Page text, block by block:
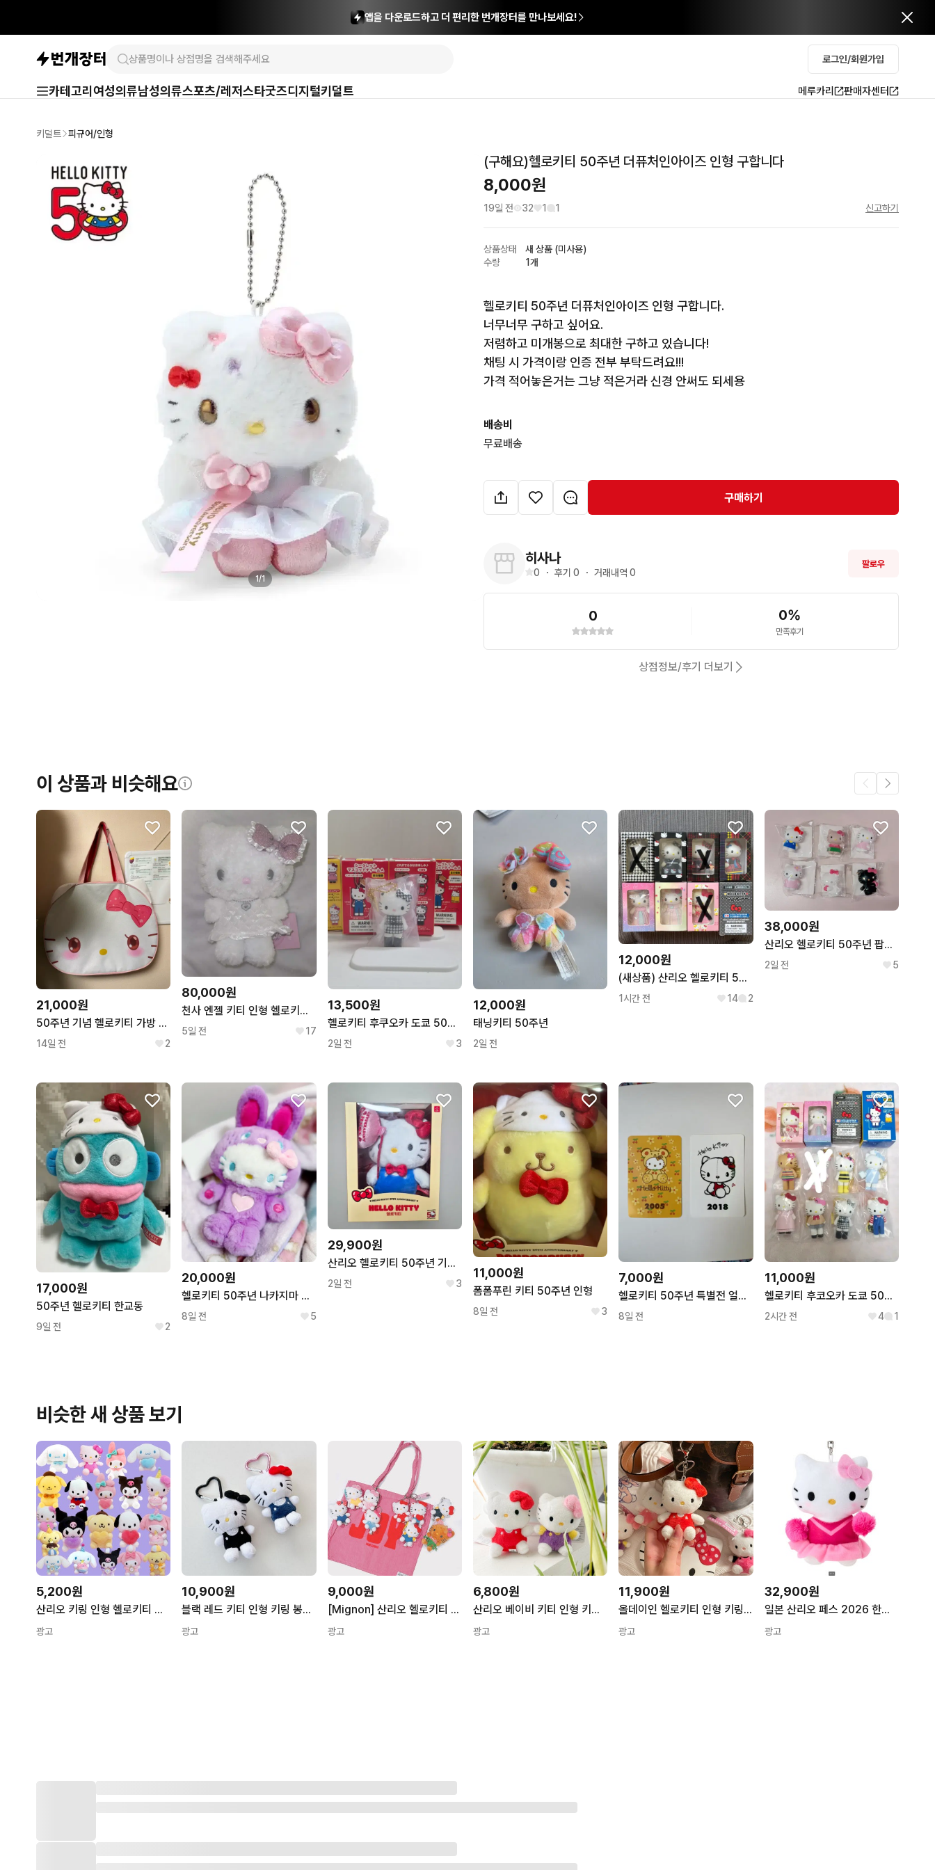
앱을 다운로드하고 더 편리한 번개장터를 만나보세요!
로그인/회원가입
카테고리 여성의류남성의류스포츠/레저스타굿즈디지털키덜트 메루카리 판매자센터
키덜트 피규어/인형
1/1
(구해요)헬로키티 50주년 더퓨처인아이즈 인형 구합니다
8,000원
19일 전 32 1 1 신고하기
상품상태
새 상품 (미사용)
수량
1개
헬로키티 50주년 더퓨처인아이즈 인형 구합니다.
너무너무 구하고 싶어요.
저렴하고 미개봉으로 최대한 구하고 있습니다!
채팅 시 가격이랑 인증 전부 부탁드려요!!!
가격 적어놓은거는 그냥 적은거라 신경 안써도 되세용
배송비
무료배송
구매하기
히사나
0 ・ 후기 0 ・ 거래내역 0
팔로우
0 0%
만족후기
상점정보/후기 더보기
이 상품과 비슷해요
21,000원
50주년 기념 헬로키티 가방 갸루
14일 전 2
80,000원
천사 엔젤 키티 인형 헬로키티 50주년
5일 전 17
13,500원
헬로키티 후쿠오카 도쿄 50주년 전시회 한정 시크릿 마스코트 키링
2일 전 3
12,000원
태닝키티 50주년
2일 전
12,000원
(새상품) 산리오 헬로키티 50주년 미니어처 마스코트 피규어
1시간 전 14 2
38,000원
산리오 헬로키티 50주년 팝업 손가락 피규어 인형 6종 세트 일괄
2일 전 5
17,000원
50주년 헬로키티 한교동
9일 전 2
20,000원
헬로키티 50주년 나카지마 퍼플 보라 마스코트 인형
8일 전 5
29,900원
산리오 헬로키티 50주년 기념 인형 이마트 키티
2일 전 3
11,000원
폼폼푸린 키티 50주년 인형
8일 전 3
7,000원
헬로키티 50주년 특별전 얼리버드 포토카드 일괄
8일 전
11,000원
헬로키티 후코오카 도쿄 50주년 시크릿 마스코트 키링
2시간 전 4 1
비슷한 새 상품 보기
5,200원
산리오 키링 인형 헬로키티 시나모롤 폼폼푸린 포차코 마이멜로디 쿠로미 한교동 가방 백참
광고
10,900원
블랙 레드 키티 인형 키링 봉제 가방 키홀더
광고
9,000원
[Mignon] 산리오 헬로키티 인형 키링 (9종)
광고
6,800원
산리오 베이비 키티 인형 키링 열쇠고리 가방고리
광고
11,900원
올데이인 헬로키티 인형 키링 가방고리 백참 50주년 기념
광고
32,900원
일본 산리오 페스 2026 한정판 마스코트 홀더 캐릭터 키링 가방고리 인형 헬로키티 한교동
광고